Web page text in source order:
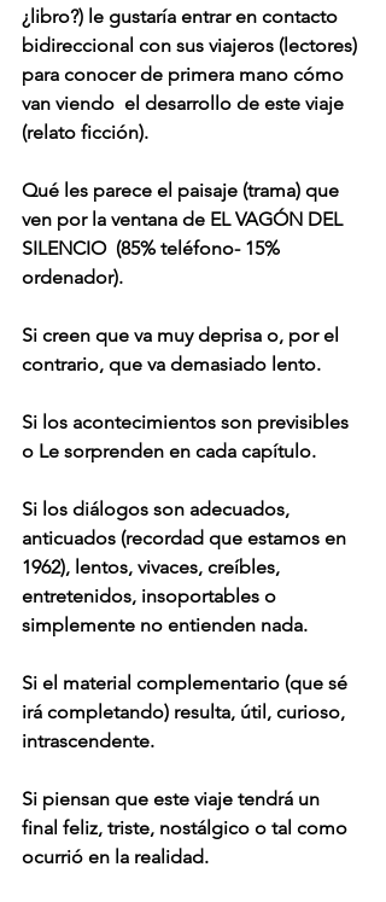
¿libro?) le gustaría entrar en contacto
bidireccional con sus viajeros (lectores)
para conocer de primera mano cómo
van viendo  el desarrollo de este viaje
(relato ficción).
Qué les parece el paisaje (trama) que
ven por la ventana de EL VAGÓN DEL
SILENCIO  (85% teléfono- 15%
ordenador).
Si creen que va muy deprisa o, por el
contrario, que va demasiado lento.
Si los acontecimientos son previsibles
o Le sorprenden en cada capítulo.
Si los diálogos son adecuados,
anticuados (recordad que estamos en
1962), lentos, vivaces, creíbles,
entretenidos, insoportables o
simplemente no entienden nada.
Si el material complementario (que sé
irá completando) resulta, útil, curioso,
intrascendente.
Si piensan que este viaje tendrá un
final feliz, triste, nostálgico o tal como
ocurrió en la realidad.